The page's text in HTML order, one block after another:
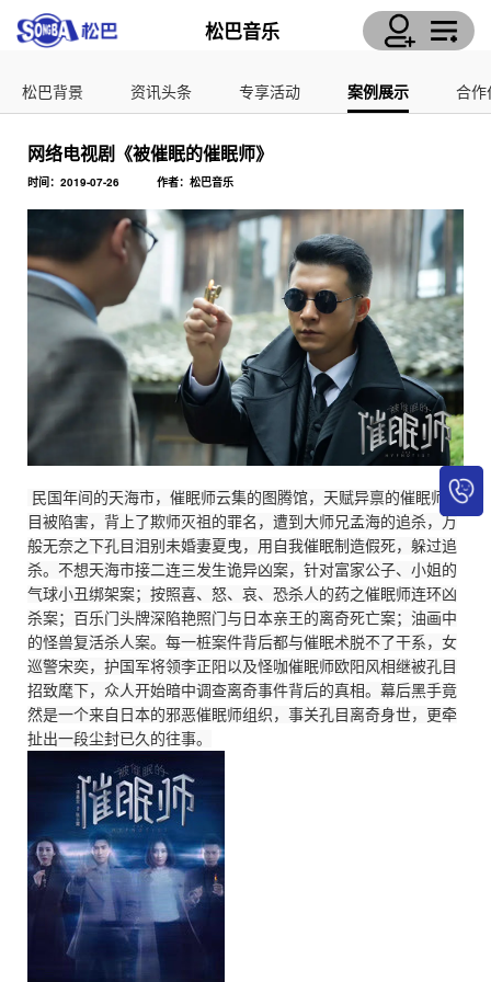
松巴音乐
松巴背景 资讯头条 专享活动 案例展示 合作
网络电视剧《被催眠的催眠师》
时间：2019-07-26 作者：松巴音乐
民国年间的天海市，催眠师云集的图腾馆，天赋异禀的催眠师孔
目被陷害，背上了欺师灭祖的罪名，遭到大师兄孟海的追杀，万
般无奈之下孔目泪别未婚妻夏曳，用自我催眠制造假死，躲过追
杀。不想天海市接二连三发生诡异凶案，针对富家公子、小姐的
气球小丑绑架案；按照喜、怒、哀、恐杀人的药之催眠师连环凶
杀案；百乐门头牌深陷艳照门与日本亲王的离奇死亡案；油画中
的怪兽复活杀人案。每一桩案件背后都与催眠术脱不了干系，女
巡警宋奕，护国军将领李正阳以及怪咖催眠师欧阳风相继被孔目
招致麾下，众人开始暗中调查离奇事件背后的真相。幕后黑手竟
然是一个来自日本的邪恶催眠师组织，事关孔目离奇身世，更牵
扯出一段尘封已久的往事。